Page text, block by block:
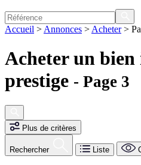
Accueil > Annonces > Acheter>
Acheter un
prestige - Page 3
Plus de critères
Rechercher Liste